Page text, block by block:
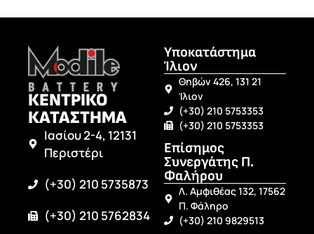
ΚΕΝΤΡΙΚΟ
ΚΑΤΑΣΤΗΜΑ
Ιασίου 2-4, 12131
Περιστέρι
(+30) 210 5735873
(+30) 210 5762834
Υποκατάστημα
Ίλιον
Θηβών 426, 131 21
Ίλιον
(+30) 210 5753353
(+30) 210 5753353
Επίσημος
Συνεργάτης Π.
Φαλήρου
Λ. Αμφιθέας 132, 17562
Π. Φάληρο
(+30) 210 9829513